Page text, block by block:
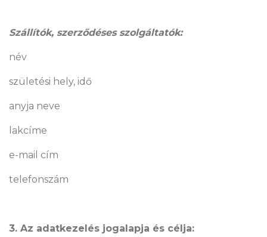
Szállítók, szerződéses szolgáltatók:
név
születési hely, idő
anyja neve
lakcíme
e-mail cím
telefonszám
3. Az adatkezelés jogalapja és célja: